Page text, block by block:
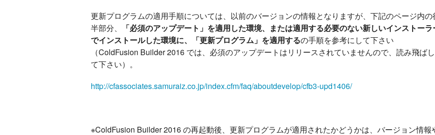
更新プログラムの適用手順については、以前のバージョンの情報となりますが、下記のページ内の
半部分、
「必須のアップデート」を適用した環境、または適用する必要のない新しいインストーラ
でインストールした環境に、「更新プログラム」を適用するの手順を参考にして下さい
（ColdFusion Builder 2016 では、必須のアップデートはリリースされていませんので、読み飛ばし
て下さい）。
http://cfassociates.samuraiz.co.jp/index.cfm/faq/aboutdevelop/cfb3-upd1406/
※ColdFusion Builder 2016 の再起動後、更新プログラムが適用されたかどうかは、バージョン情報